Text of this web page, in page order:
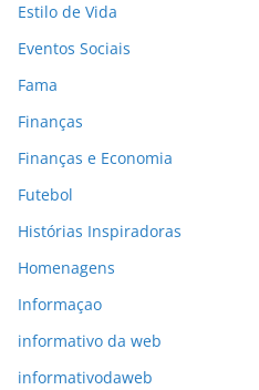
Estilo de Vida
Eventos Sociais
Fama
Finanças
Finanças e Economia
Futebol
Histórias Inspiradoras
Homenagens
Informaçao
informativo da web
informativodaweb